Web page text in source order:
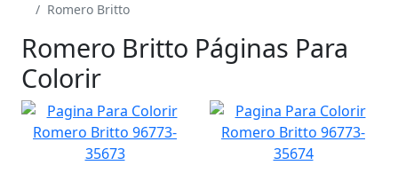
Romero Britto
Romero Britto Páginas Para
Colorir